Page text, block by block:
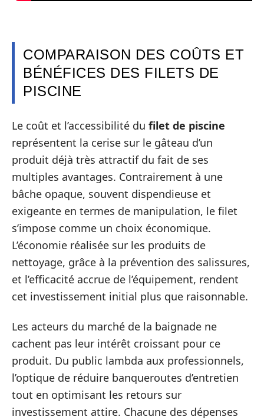
COMPARAISON DES COÛTS ET
BÉNÉFICES DES FILETS DE
PISCINE
Le coût et l’accessibilité du filet de piscine
représentent la cerise sur le gâteau d’un
produit déjà très attractif du fait de ses
multiples avantages. Contrairement à une
bâche opaque, souvent dispendieuse et
exigeante en termes de manipulation, le filet
s’impose comme un choix économique.
L’économie réalisée sur les produits de
nettoyage, grâce à la prévention des salissures,
et l’efficacité accrue de l’équipement, rendent
cet investissement initial plus que raisonnable.
Les acteurs du marché de la baignade ne
cachent pas leur intérêt croissant pour ce
produit. Du public lambda aux professionnels,
l’optique de réduire banqueroutes d’entretien
tout en optimisant les retours sur
investissement attire. Chacune des dépenses